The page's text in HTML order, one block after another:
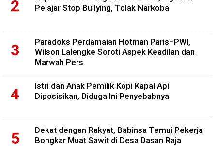
Pelajar Stop Bullying, Tolak Narkoba
Paradoks Perdamaian Hotman Paris–PWI,
Wilson Lalengke Soroti Aspek Keadilan dan
Marwah Pers
Istri dan Anak Pemilik Kopi Kapal Api
Diposisikan, Diduga Ini Penyebabnya
Dekat dengan Rakyat, Babinsa Temui Pekerja
Bongkar Muat Sawit di Desa Dasan Raja